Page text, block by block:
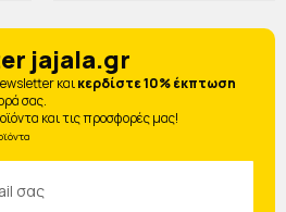
jajala.gr
καικερδίστε 10% έκπτωση
σας.
και τις προσφορές μας!